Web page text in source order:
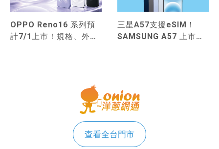
OPPO Reno16 系列預
計7/1上市！規格、外
三星A57支援eSIM！
SAMSUNG A57 上市規
查看全台門市